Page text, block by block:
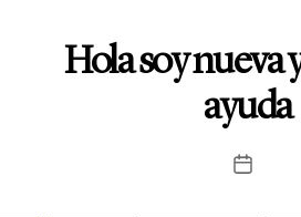
Hola soy nueva
ayuda